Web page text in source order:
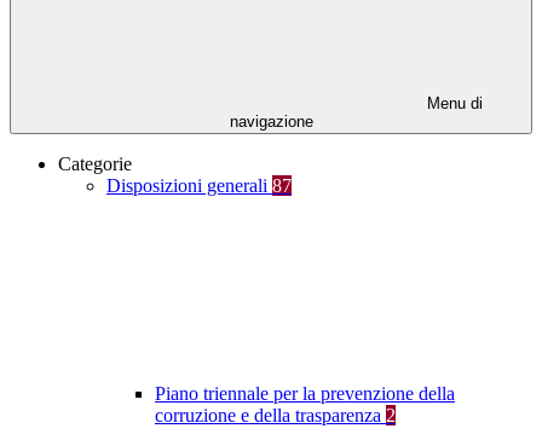
Menu di
navigazione
Categorie
Disposizioni generali 87
Piano triennale per la prevenzione della
corruzione e della trasparenza 2